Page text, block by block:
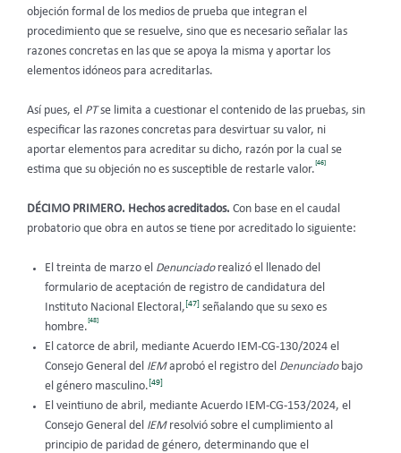
objeción formal de los medios de prueba que integran el
procedimiento que se resuelve, sino que es necesario señalar las
razones concretas en las que se apoya la misma y aportar los
elementos idóneos para acreditarlas.
Así pues, el PTse limita a cuestionar el contenido de las pruebas, sin
especificar las razones concretas para desvirtuar su valor, ni
aportar elementos para acreditar su dicho, razón por la cual se
estima que su objeción no es susceptible de restarle valor.
[46]
DÉCIMO PRIMERO. Hechos acreditados. Con base en el caudal
probatorio que obra en autos se tiene por acreditado lo siguiente:
El treinta de marzo el Denunciado realizó el llenado del
formulario de aceptación de registro de candidatura del
Instituto Nacional Electoral,[47] señalando que su sexo es
hombre.
[48]
El catorce de abril, mediante Acuerdo IEM-CG-130/2024 el
Consejo General del IEMaprobó el registro del Denunciadobajo
el género masculino.[49]
El veintiuno de abril, mediante Acuerdo IEM-CG-153/2024, el
Consejo General del IEMresolvió sobre el cumplimiento al
principio de paridad de género, determinando que el